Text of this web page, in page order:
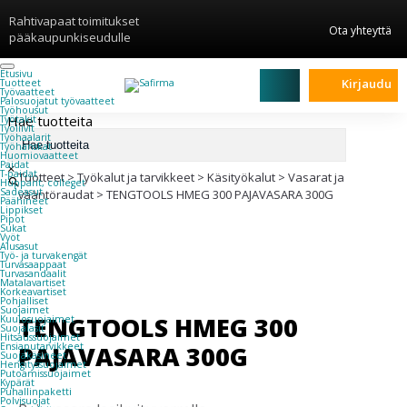
Rahtivapaat toimitukset
pääkaupunkiseudulle
Ota yhteyttä
Etusivu
Tuotteet
Työvaatteet
Palosuojatut työvaatteet
Työhousut
Työtakit
Työliivit
Työhaalarit
Työhanskat
Huomiovaatteet
Paidat
T-paidat
Hupparit, colleget
Sadeasut
Päähineet
Lippikset
Pipot
Sukat
Vyöt
Alusasut
Työ- ja turvakengät
Turvasaappaat
Turvasandaalit
Matalavartiset
Korkeavartiset
Pohjalliset
Suojaimet
Kuulosuojaimet
Suojalasit
Hitsaussuojaimet
Ensiaputarvikkeet
Suojakäsineet
Hengityssuojaimet
Putoamissuojaimet
Kypärät
Puhallinpaketti
Polvisuojat
Kirjaudu
Hae tuotteita
×
Tuotteet>Työkalut ja tarvikkeet > Käsityökalut > Vasarat ja
vääntöraudat > TENGTOOLS HMEG 300 PAJAVASARA 300G
TENGTOOLS HMEG 300
PAJAVASARA 300G